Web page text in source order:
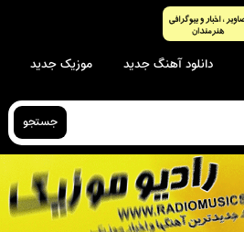
دانلود آهنگ جدید موزیک جدید
جستجو